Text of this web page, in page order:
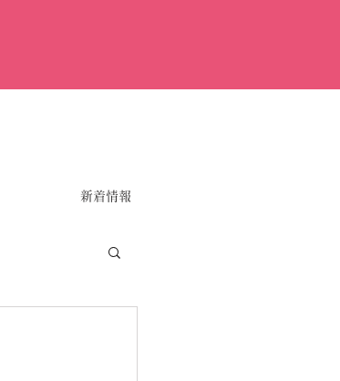
新着情報